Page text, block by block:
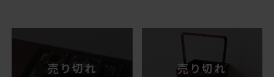
売り切れ 売り切れ